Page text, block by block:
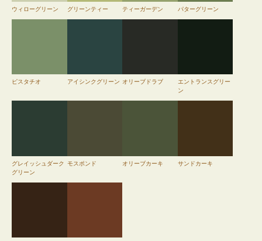
ウィローグリーン グリーンティー ティーガーデン パターグリーン
ピスタチオ アイシンクグリーン オリーブドラブ
エントランスグリー
ン
グレイッシュダーク
グリーン
モスポンド オリーブカーキ サンドカーキ